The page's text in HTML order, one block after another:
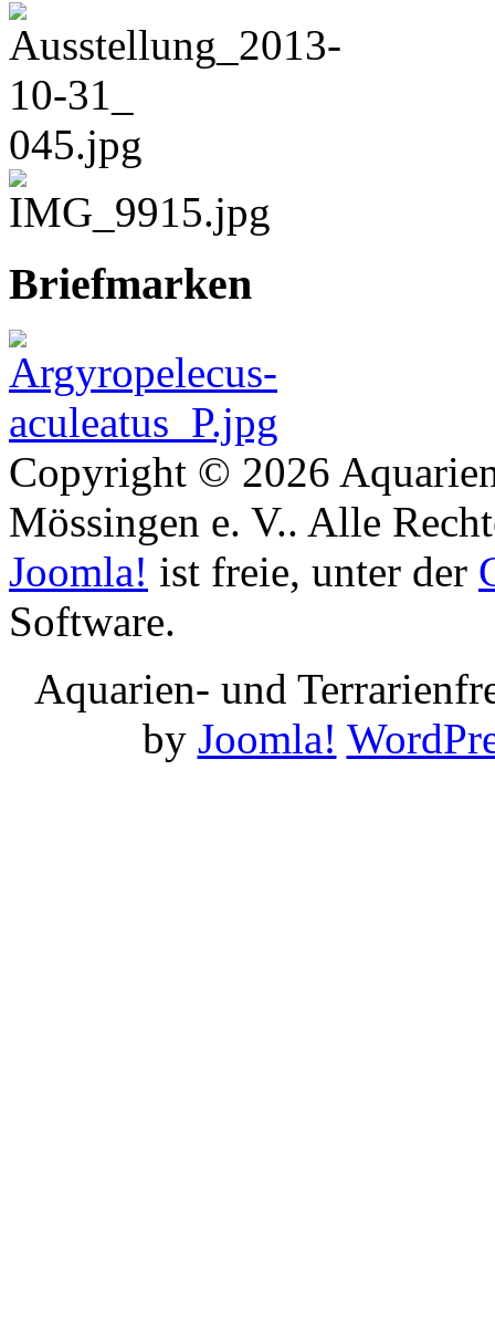
Briefmarken
Copyright © 2026
Mössingen e. V.. Alle
Joomla! ist freie, unter der
Software.
Aquarien- und
by Joomla!